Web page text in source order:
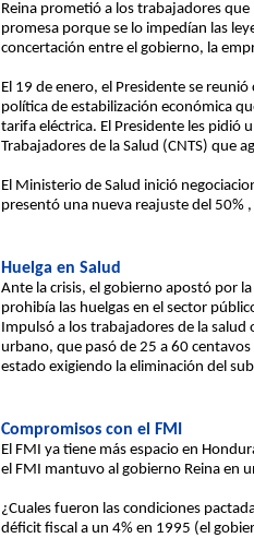
Reina prometió a los trabajadores
promesa porque se lo impedían las
concertación entre el gobierno, la
El 19 de enero, el Presidente se
política de estabilización económica
tarifa eléctrica. El Presidente les pidió
Trabajadores de la Salud (CNTS) que
El Ministerio de Salud inició
presentó una nueva reajuste del 50%
Huelga en Salud
Ante la crisis, el gobierno apostó por
prohibía las huelgas en el sector
Impulsó a los trabajadores de la
urbano, que pasó de 25 a 60
estado exigiendo la eliminación del
Compromisos con el FMI
El FMI ya tiene más espacio en
el FMI mantuvo al gobierno Reina en
¿Cuales fueron las condiciones
déficit fiscal a un 4% en 1995 (el